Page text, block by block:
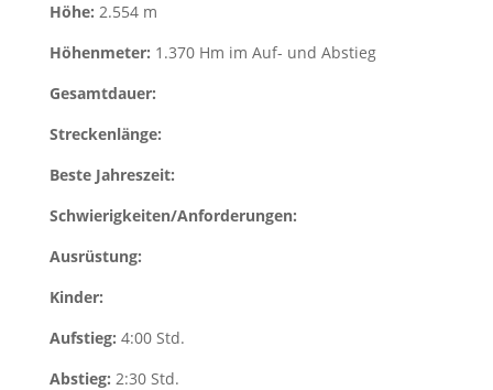
Höhe: 2.554 m
Höhenmeter: 1.370 Hm im Auf- und Abstieg
Gesamtdauer:
Streckenlänge:
Beste Jahreszeit:
Schwierigkeiten/Anforderungen:
Ausrüstung:
Kinder:
Aufstieg: 4:00 Std.
Abstieg: 2:30 Std.